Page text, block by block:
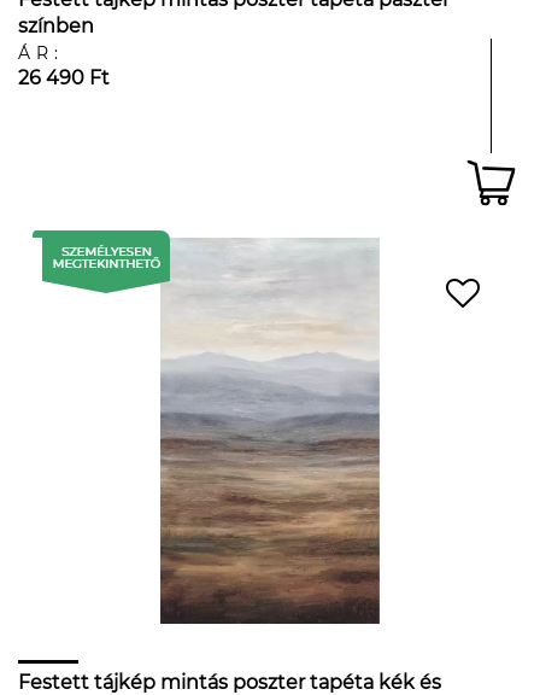
színben
ÁR:
26 490 Ft
Festett tájkép mintás poszter tapéta kék és